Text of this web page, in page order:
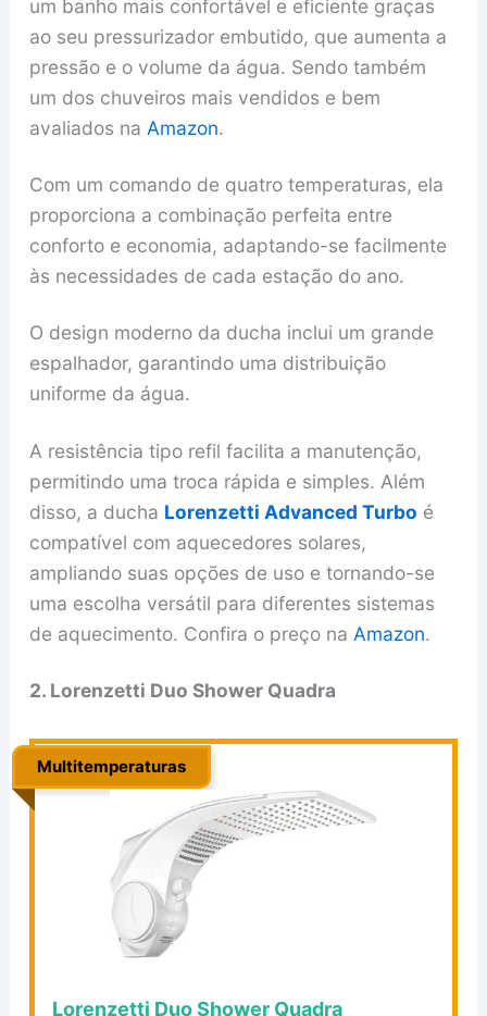
um banho mais confortável e eficiente graças
ao seu pressurizador embutido, que aumenta a
pressão e o volume da água. Sendo também
um dos chuveiros mais vendidos e bem
avaliados na Amazon.
Com um comando de quatro temperaturas, ela
proporciona a combinação perfeita entre
conforto e economia, adaptando-se facilmente
às necessidades de cada estação do ano.
O design moderno da ducha inclui um grande
espalhador, garantindo uma distribuição
uniforme da água.
A resistência tipo refil facilita a manutenção,
permitindo uma troca rápida e simples. Além
disso, a ducha Lorenzetti Advanced Turbo é
compatível com aquecedores solares,
ampliando suas opções de uso e tornando-se
uma escolha versátil para diferentes sistemas
de aquecimento. Confira o preço na Amazon.
2. Lorenzetti Duo Shower Quadra
Multitemperaturas
.
Lorenzetti Duo Shower Quadra